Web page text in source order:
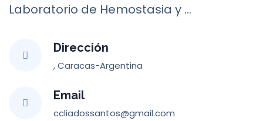
Laboratorio de Hemostasia y ...
Dirección
, Caracas-Argentina
Email
ccliadossantos@gmail.com